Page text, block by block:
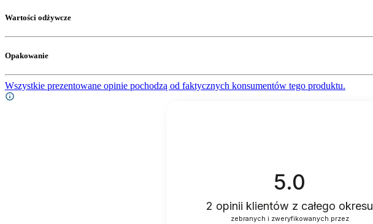
Wartości odżywcze
Opakowanie
Wszystkie prezentowane opinie pochodzą od faktycznych konsumentów tego produktu.
5.0
2 opinii klientów z całego okresu
zebranych i zweryfikowanych przez